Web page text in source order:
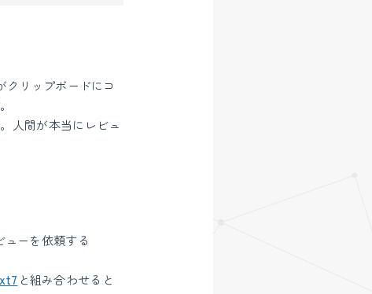
リップボードにコ
人間が本当にレビュ
ーを依頼する
と組み合わせると